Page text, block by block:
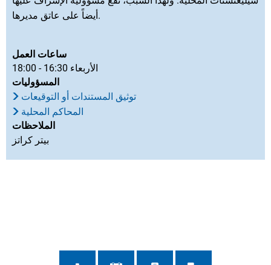
أيضاً على عاتق مديرها.
ساعات العمل
الأربعاء 16:30 - 18:00
المسؤوليات
توثيق المستندات أو التوقيعات
المحاكم المحلية
الملاحظات
بيتر كراتز